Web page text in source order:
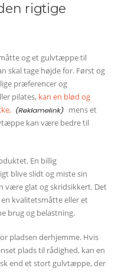
rigtige
og et gulvtæppe til
skal tage højde for. Først og
præferencer og
pilates, kan en blød og
mens et
kan være bedre til
En billig
blive slidt og miste sin
være glat og skridsikkert. Det
kvalitetsmåtte eller et
brug og belastning.
pladsen derhjemme. Hvis
plads til rådighed, kan en
end et stort gulvtæppe, der